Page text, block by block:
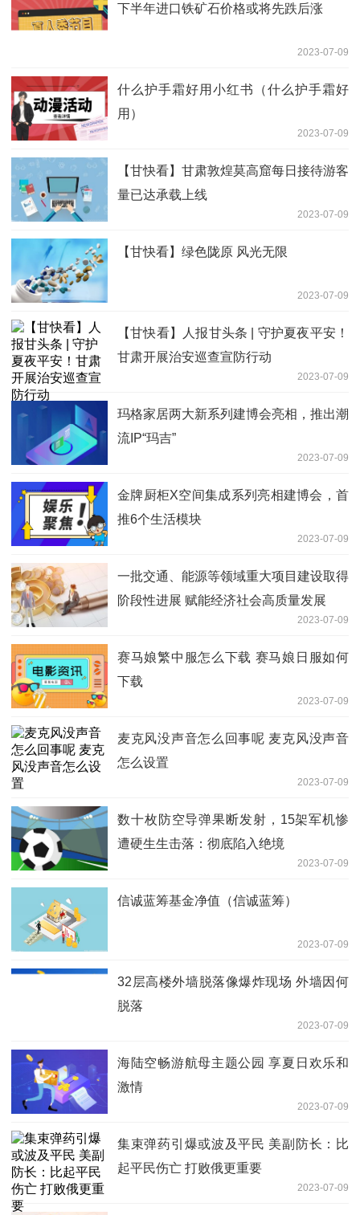
下半年进口铁矿石价格或将先跌后涨
2023-07-09
什么护手霜好用小红书（什么护手霜好
用）
2023-07-09
【甘快看】甘肃敦煌莫高窟每日接待游客
量已达承载上线
2023-07-09
【甘快看】绿色陇原 风光无限
2023-07-09
【甘快看】人报甘头条 | 守护夏夜平安！
甘肃开展治安巡查宣防行动
2023-07-09
玛格家居两大新系列建博会亮相，推出潮
流IP“玛吉”
2023-07-09
金牌厨柜X空间集成系列亮相建博会，首
推6个生活模块
2023-07-09
一批交通、能源等领域重大项目建设取得
阶段性进展 赋能经济社会高质量发展
2023-07-09
赛马娘繁中服怎么下载 赛马娘日服如何
下载
2023-07-09
麦克风没声音怎么回事呢 麦克风没声音
怎么设置
2023-07-09
数十枚防空导弹果断发射，15架军机惨
遭硬生生击落：彻底陷入绝境
2023-07-09
信诚蓝筹基金净值（信诚蓝筹）
2023-07-09
32层高楼外墙脱落像爆炸现场 外墙因何
脱落
2023-07-09
海陆空畅游航母主题公园 享夏日欢乐和
激情
2023-07-09
集束弹药引爆或波及平民 美副防长：比
起平民伤亡 打败俄更重要
2023-07-09